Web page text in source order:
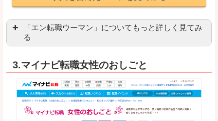
「エン転職ウーマン」についてもっと詳しく見てみ
る
良いところ
職種や勤務地など、すでに次のお仕事がイメージ
転職Q＆Aやノウハウが豊富なうえ、面接サポー
3.マイナビ転職女性のおしごと